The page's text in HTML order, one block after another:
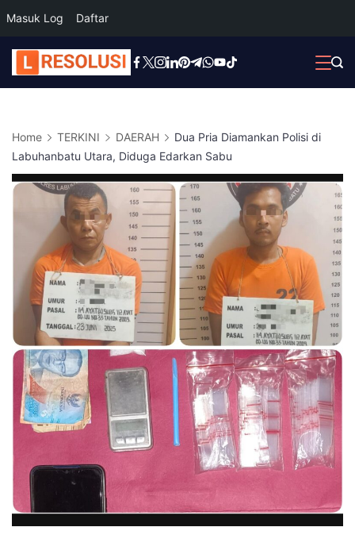
Masuk Log Daftar
Skip
to
Home TERKINI DAERAH
Dua Pria Diamankan Polisi di
Labuhanbatu Utara, Diduga Edarkan Sabu